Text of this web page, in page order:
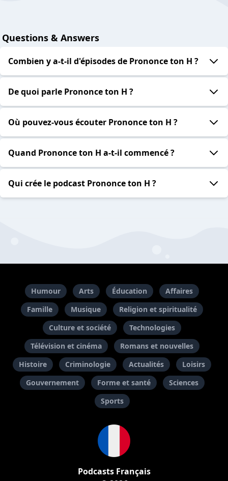
Questions & Answers
Combien y a-t-il d'épisodes de Prononce ton H ?
De quoi parle Prononce ton H ?
Où pouvez-vous écouter Prononce ton H ?
Quand Prononce ton H a-t-il commencé ?
Qui crée le podcast Prononce ton H ?
Humour Arts Éducation
Affaires
Famille
Musique
Religion et spiritualité
Culture et société
Technologies
Télévision et cinéma
Romans et nouvelles
Histoire
Criminologie Actualités
Loisirs
Gouvernement
Forme et santé
Sciences
Sports
Podcasts Français